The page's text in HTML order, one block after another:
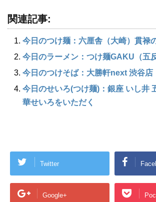
関連記事:
今日のつけ麺：六厘舎（大崎）貫禄
今日のラーメン：つけ麺GAKU（五
今日のつけそば：大勝軒next 渋谷店
今日のせいろ(つけ麺)：銀座 いし井
華せいろをいただく
Twitter
Google+